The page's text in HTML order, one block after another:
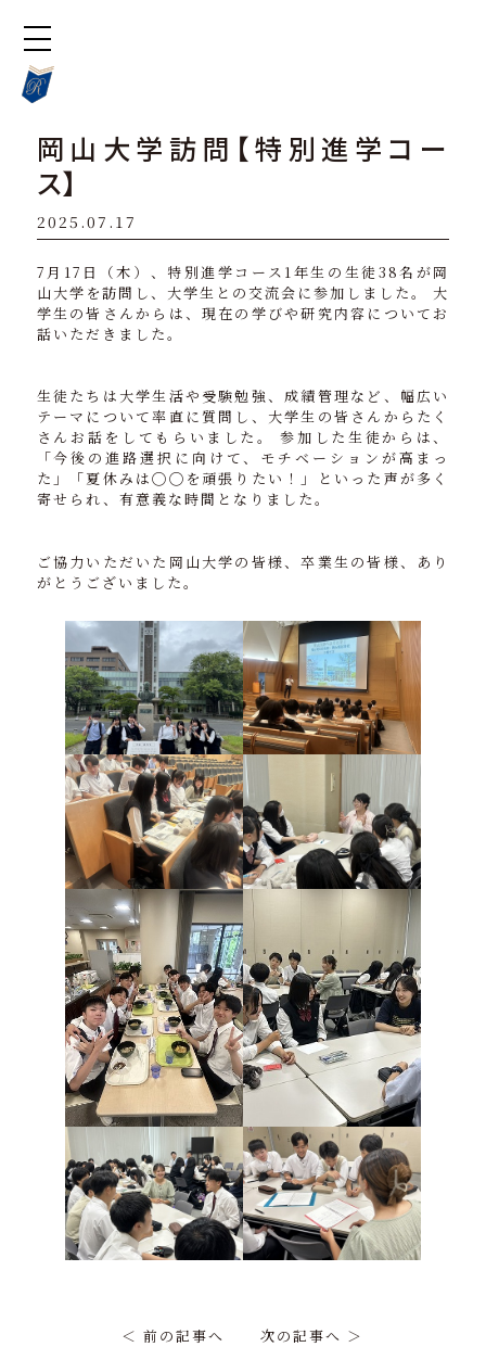
岡山大学訪問【特別進学コー
ス】
2025.07.17
7月17日（木）、特別進学コース1年生の生徒38名が岡
山大学を訪問し、大学生との交流会に参加しました。 大
学生の皆さんからは、現在の学びや研究内容についてお
話いただきました。
生徒たちは大学生活や受験勉強、成績管理など、幅広い
テーマについて率直に質問し、大学生の皆さんからたく
さんお話をしてもらいました。 参加した生徒からは、
「今後の進路選択に向けて、モチベーションが高まっ
た」「夏休みは◯◯を頑張りたい！」といった声が多く
寄せられ、有意義な時間となりました。
ご協力いただいた岡山大学の皆様、卒業生の皆様、あり
がとうございました。
＜ 前の記事へ 次の記事へ ＞